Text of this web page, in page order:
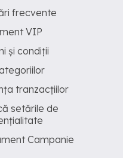
frecvente
VIP
și condiții
tranzacțiilor
setările de
Campanie